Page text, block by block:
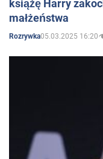
książę Harry
małżeństwa
Rozrywka05.03.2025 16:20